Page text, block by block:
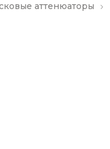
аттенюаторы